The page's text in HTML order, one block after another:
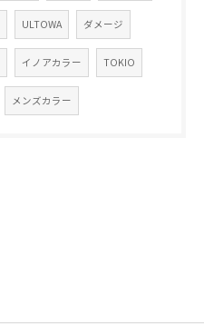
ULTOWA ダメージ
イノアカラー TOKIO
メンズカラー